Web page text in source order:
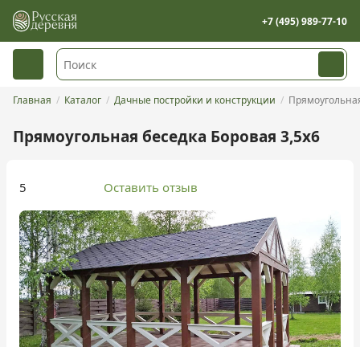
+7 (495) 989-77-10
Главная Каталог Дачные постройки и конструкции
Прямоугольная беседка Боровая 3,5х6
5 Оставить отзыв